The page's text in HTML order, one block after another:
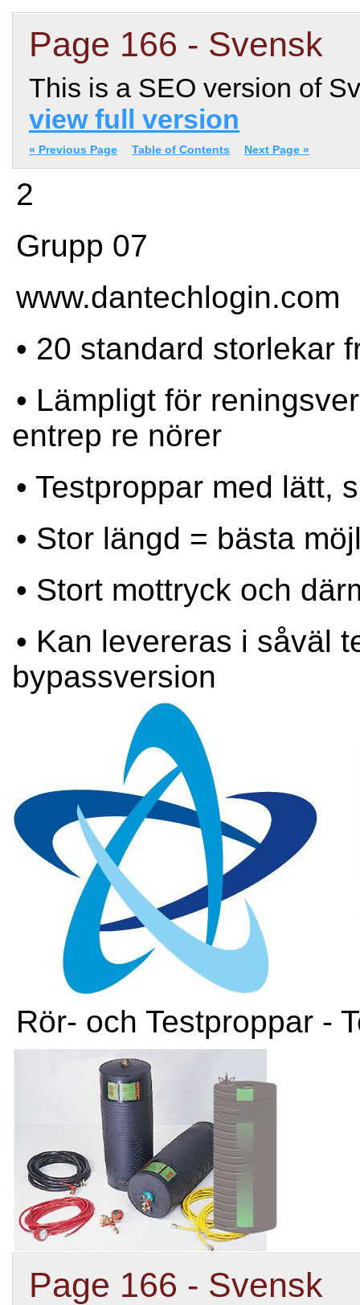
Page 166 - Svensk
This is a SEO version of
view full version
« Previous Page Table of Contents Next Page »
2
Grupp 07
www.dantechlogin.com
• 20 standard storlekar
• Lämpligt för
entrep re nörer
• Testproppar med lätt,
• Stor längd = bästa
• Stort mottryck och
• Kan levereras i såväl
bypassversion
Rör- och Testproppar -
Page 166 - Svensk